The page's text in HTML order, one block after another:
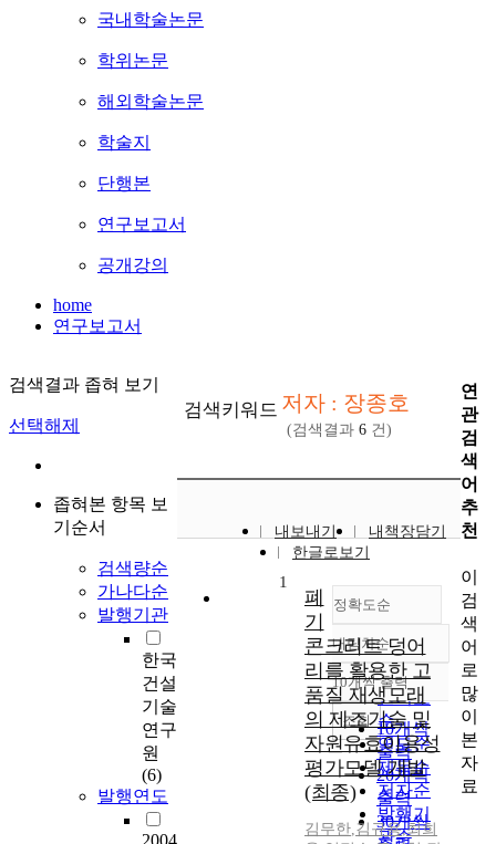
국내학술논문
학위논문
해외학술논문
학술지
단행본
연구보고서
공개강의
home
연구보고서
검색결과 좁혀 보기
선택해제
좁혀본 항목 보
기순서
검색량순
가나다순
발행기관
한국
건설
기술
연구
원
(6)
발행연도
검색키워드 저자 : 장종호
(검색결과 6 건)
내보내기
내책장담기
한글로보기
정확도순
정확도
순
인기도
순
연도순
제목순
저자순
발행기
관순
내림차순
내림차순
10개씩 출력
10개씩
출력
20개씩
출력
30개씩
조회
1
폐
기
콘크리트 덩어
리를 활용한 고
품질 재생모래
의 제조기술 및
자원유효이용성
평가모델 개발
(최종)
김무한,김규용,최희
연
관
검
색
어
추
천
이
검
색
어
로
많
이
본
자
료